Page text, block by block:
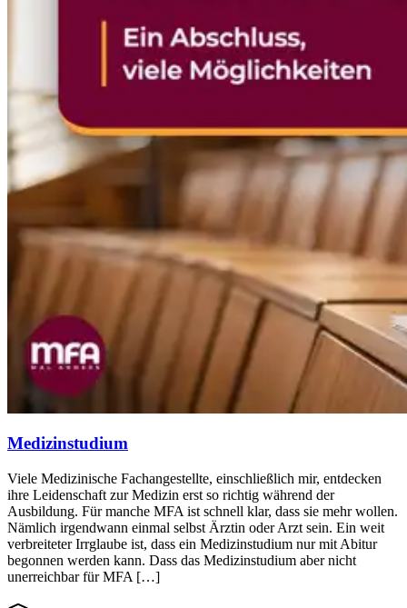
Medizinstudium
Viele Medizinische Fachangestellte, einschließlich mir, entdecken
ihre Leidenschaft zur Medizin erst so richtig während der
Ausbildung. Für manche MFA ist schnell klar, dass sie mehr wollen.
Nämlich irgendwann einmal selbst Ärztin oder Arzt sein. Ein weit
verbreiteter Irrglaube ist, dass ein Medizinstudium nur mit Abitur
begonnen werden kann. Dass das Medizinstudium aber nicht
unerreichbar für MFA […]